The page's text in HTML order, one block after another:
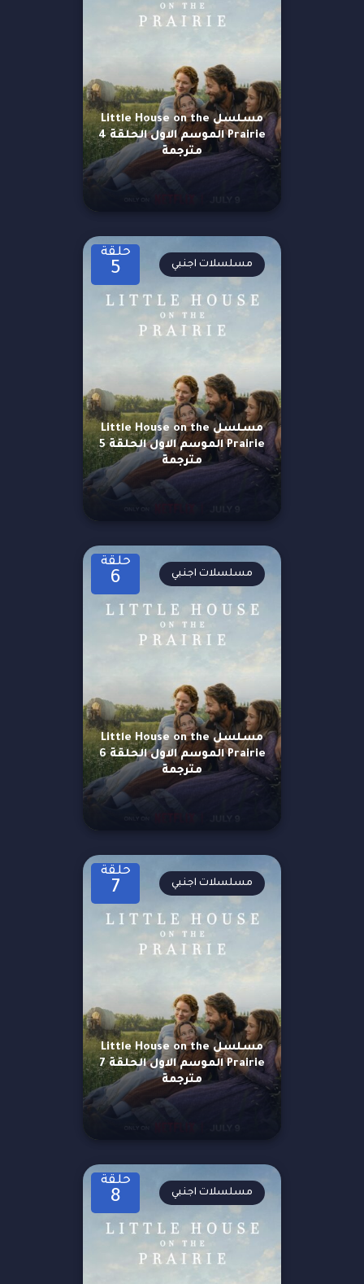
مسلسل Little House on the
Prairie الموسم الاول الحلقة 4
مترجمة
حلقة
5
مسلسل Little House on the
Prairie الموسم الاول الحلقة 5
مترجمة
مسلسلات اجنبي
حلقة
6
مسلسل Little House on the
Prairie الموسم الاول الحلقة 6
مترجمة
مسلسلات اجنبي
حلقة
7
مسلسل Little House on the
Prairie الموسم الاول الحلقة 7
مترجمة
مسلسلات اجنبي
حلقة
8 مسلسلات اجنبي